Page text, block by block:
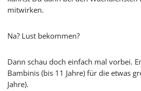
mitwirken.
Na? Lust bekommen?
Dann schau doch einfach mal vorbei.
Bambinis (bis 11 Jahre) für die etwas
Jahre).